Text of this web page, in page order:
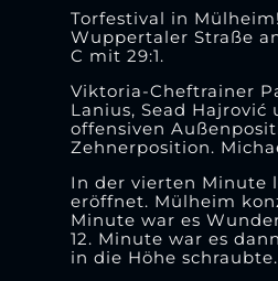
Torfestival in
Wuppertaler Straße
C mit 29:1.
Viktoria-Cheftrainer
Lanius, Sead
offensiven
Zehnerposition.
In der vierten Minute
eröffnet. Mülheim
Minute war es
12. Minute war es
in die Höhe schraubte.